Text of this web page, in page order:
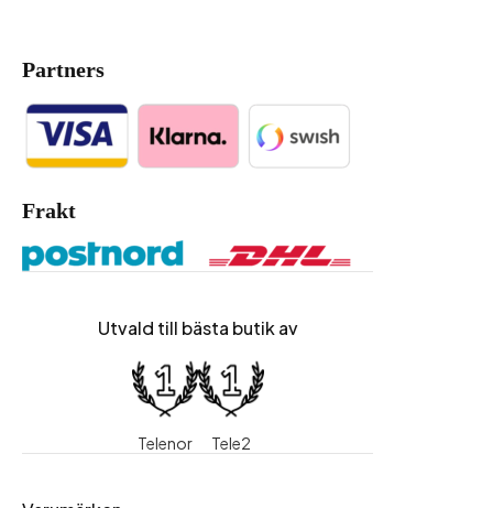
Partners
Frakt
Utvald till bästa butik av
Telenor Tele2